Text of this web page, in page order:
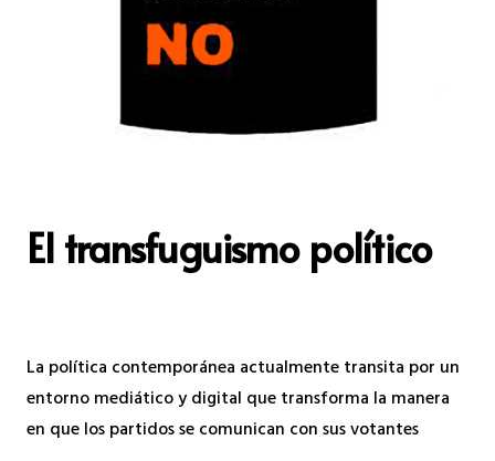
El transfuguismo político
La política contemporánea actualmente transita por un
entorno mediático y digital que transforma la manera
en que los partidos se comunican con sus votantes